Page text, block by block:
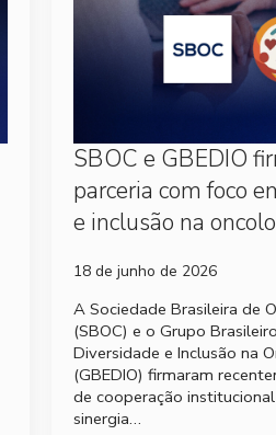
SBOC e GBEDIO
parceria com foco
e inclusão na
18 de junho de 2026
A Sociedade Brasileira de
(SBOC) e o Grupo
Diversidade e Inclusão na
(GBEDIO) firmaram
de cooperação
sinergia…